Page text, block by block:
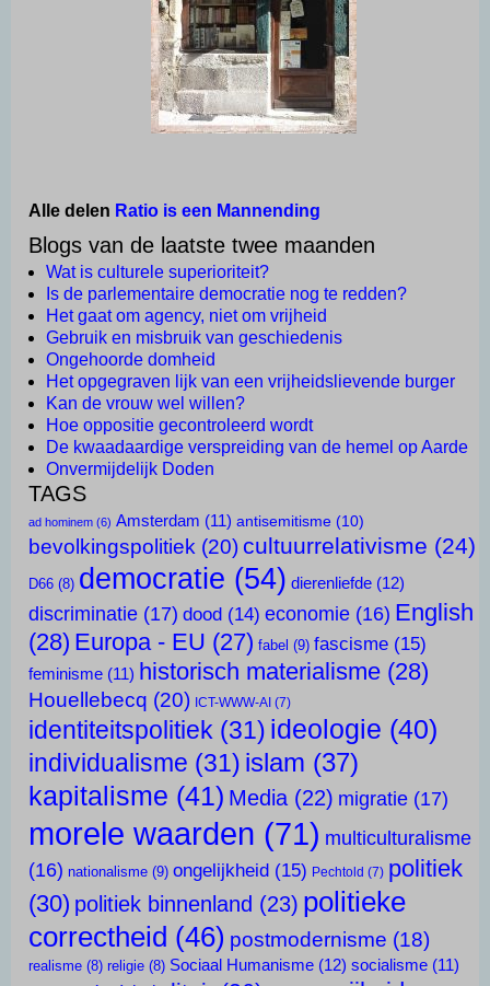
Alle delen Ratio is een Mannending
Blogs van de laatste twee maanden
Wat is culturele superioriteit?
Is de parlementaire democratie nog te redden?
Het gaat om agency, niet om vrijheid
Gebruik en misbruik van geschiedenis
Ongehoorde domheid
Het opgegraven lijk van een vrijheidslievende burger
Kan de vrouw wel willen?
Hoe oppositie gecontroleerd wordt
De kwaadaardige verspreiding van de hemel op Aarde
Onvermijdelijk Doden
TAGS
ad hominem (6) Amsterdam (11) antisemitisme (10)
bevolkingspolitiek (20) cultuurrelativisme (24)
D66 (8) democratie (54) dierenliefde (12)
discriminatie (17) dood (14) economie (16) English
(28) Europa - EU (27) fabel (9) fascisme (15)
feminisme (11) historisch materialisme (28)
Houellebecq (20) ICT-WWW-AI (7)
identiteitspolitiek (31) ideologie (40)
individualisme (31) islam (37)
kapitalisme (41) Media (22) migratie (17)
morele waarden (71) multiculturalisme
(16) nationalisme (9) ongelijkheid (15) Pechtold (7) politiek
(30) politiek binnenland (23) politieke
correctheid (46) postmodernisme (18)
realisme (8) religie (8) Sociaal Humanisme (12) socialisme (11)